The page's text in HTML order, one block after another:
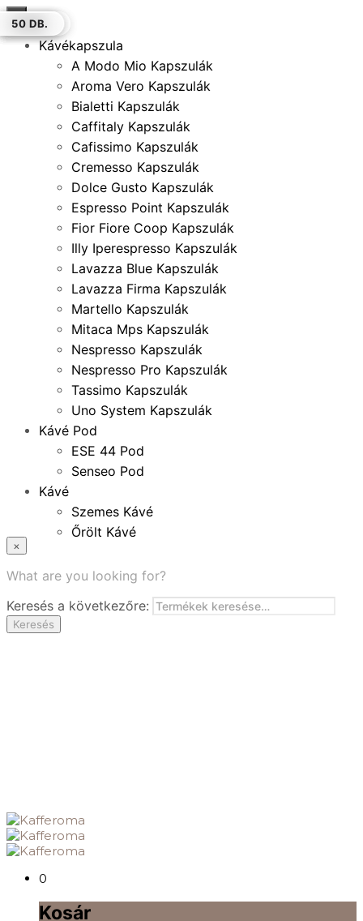
×
Kávékapszula
A Modo Mio Kapszulák
Aroma Vero Kapszulák
Bialetti Kapszulák
Caffitaly Kapszulák
Cafissimo Kapszulák
Cremesso Kapszulák
Dolce Gusto Kapszulák
Espresso Point Kapszulák
Fior Fiore Coop Kapszulák
Illy Iperespresso Kapszulák
Lavazza Blue Kapszulák
Lavazza Firma Kapszulák
Martello Kapszulák
Mitaca Mps Kapszulák
Nespresso Kapszulák
Nespresso Pro Kapszulák
Tassimo Kapszulák
Uno System Kapszulák
Kávé Pod
ESE 44 Pod
Senseo Pod
Kávé
Szemes Kávé
Őrölt Kávé
Instant Kávé
Zacskó Tea
Tartozékok
×
What are you looking for?
Keresés a következőre:
Keresés
0
Kosár
100 DB.
100 DB.
12 DB.
30 DB.
12 DB.
50 DB.
50 DB.